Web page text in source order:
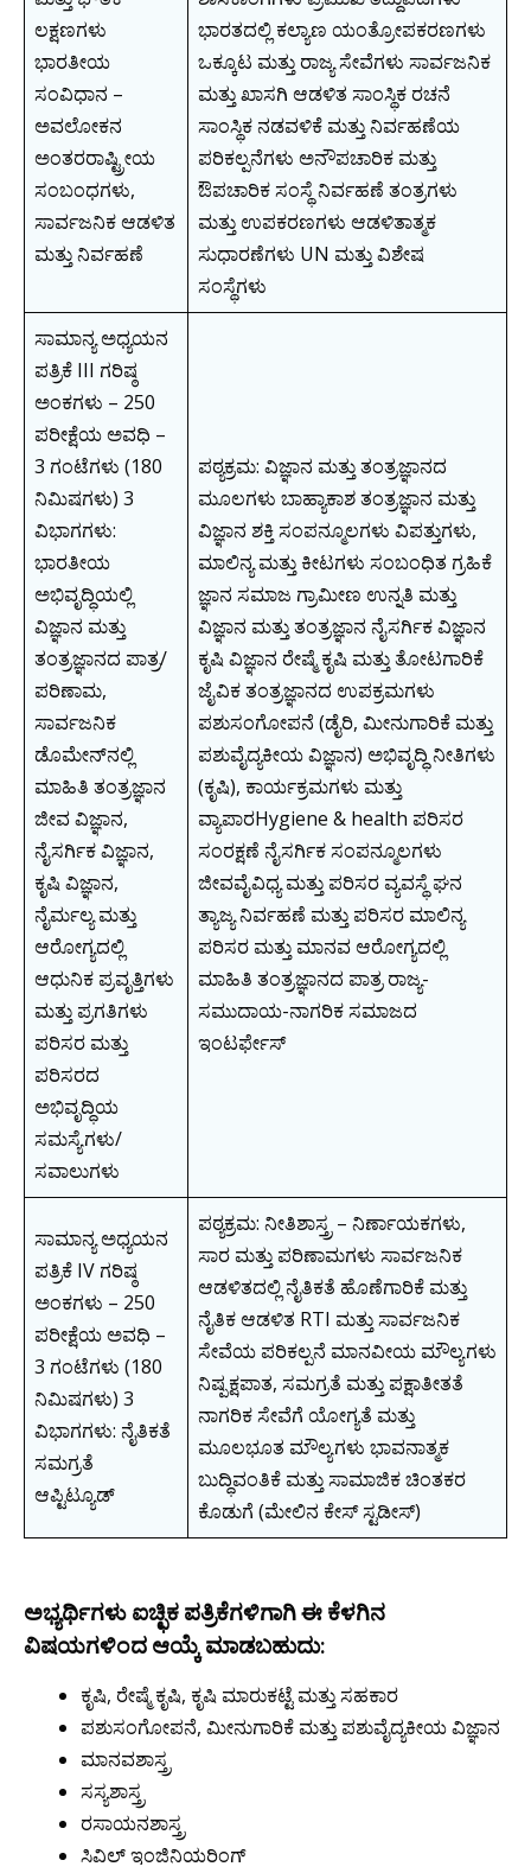
ಲಕ್ಷಣಗಳು
ಭಾರತೀಯ
ಸಂವಿಧಾನ –
ಅವಲೋಕನ
ಅಂತರರಾಷ್ಟ್ರೀಯ
ಸಂಬಂಧಗಳು,
ಸಾರ್ವಜನಿಕ ಆಡಳಿತ
ಮತ್ತು ನಿರ್ವಹಣೆ
ಭಾರತದಲ್ಲಿ ಕಲ್ಯಾಣ ಯಂತ್ರೋಪಕರಣಗಳು
ಒಕ್ಕೂಟ ಮತ್ತು ರಾಜ್ಯ ಸೇವೆಗಳು ಸಾರ್ವಜನಿಕ
ಮತ್ತು ಖಾಸಗಿ ಆಡಳಿತ ಸಾಂಸ್ಥಿಕ ರಚನೆ
ಸಾಂಸ್ಥಿಕ ನಡವಳಿಕೆ ಮತ್ತು ನಿರ್ವಹಣೆಯ
ಪರಿಕಲ್ಪನೆಗಳು ಅನೌಪಚಾರಿಕ ಮತ್ತು
ಔಪಚಾರಿಕ ಸಂಸ್ಥೆ ನಿರ್ವಹಣೆ ತಂತ್ರಗಳು
ಮತ್ತು ಉಪಕರಣಗಳು ಆಡಳಿತಾತ್ಮಕ
ಸುಧಾರಣೆಗಳು UN ಮತ್ತು ವಿಶೇಷ
ಸಂಸ್ಥೆಗಳು
ಸಾಮಾನ್ಯ ಅಧ್ಯಯನ
ಪತ್ರಿಕೆ III ಗರಿಷ್ಠ
ಅಂಕಗಳು – 250
ಪರೀಕ್ಷೆಯ ಅವಧಿ –
3 ಗಂಟೆಗಳು (180
ನಿಮಿಷಗಳು) 3
ವಿಭಾಗಗಳು:
ಭಾರತೀಯ
ಅಭಿವೃದ್ಧಿಯಲ್ಲಿ
ವಿಜ್ಞಾನ ಮತ್ತು
ತಂತ್ರಜ್ಞಾನದ ಪಾತ್ರ/
ಪರಿಣಾಮ,
ಸಾರ್ವಜನಿಕ
ಡೊಮೇನ್‌ನಲ್ಲಿ
ಮಾಹಿತಿ ತಂತ್ರಜ್ಞಾನ
ಜೀವ ವಿಜ್ಞಾನ,
ನೈಸರ್ಗಿಕ ವಿಜ್ಞಾನ,
ಕೃಷಿ ವಿಜ್ಞಾನ,
ನೈರ್ಮಲ್ಯ ಮತ್ತು
ಆರೋಗ್ಯದಲ್ಲಿ
ಆಧುನಿಕ ಪ್ರವೃತ್ತಿಗಳು
ಮತ್ತು ಪ್ರಗತಿಗಳು
ಪರಿಸರ ಮತ್ತು
ಪರಿಸರದ
ಅಭಿವೃದ್ಧಿಯ
ಸಮಸ್ಯೆಗಳು/
ಸವಾಲುಗಳು
ಪಠ್ಯಕ್ರಮ: ವಿಜ್ಞಾನ ಮತ್ತು ತಂತ್ರಜ್ಞಾನದ
ಮೂಲಗಳು ಬಾಹ್ಯಾಕಾಶ ತಂತ್ರಜ್ಞಾನ ಮತ್ತು
ವಿಜ್ಞಾನ ಶಕ್ತಿ ಸಂಪನ್ಮೂಲಗಳು ವಿಪತ್ತುಗಳು,
ಮಾಲಿನ್ಯ ಮತ್ತು ಕೀಟಗಳು ಸಂಬಂಧಿತ ಗ್ರಹಿಕೆ
ಜ್ಞಾನ ಸಮಾಜ ಗ್ರಾಮೀಣ ಉನ್ನತಿ ಮತ್ತು
ವಿಜ್ಞಾನ ಮತ್ತು ತಂತ್ರಜ್ಞಾನ ನೈಸರ್ಗಿಕ ವಿಜ್ಞಾನ
ಕೃಷಿ ವಿಜ್ಞಾನ ರೇಷ್ಮೆ ಕೃಷಿ ಮತ್ತು ತೋಟಗಾರಿಕೆ
ಜೈವಿಕ ತಂತ್ರಜ್ಞಾನದ ಉಪಕ್ರಮಗಳು
ಪಶುಸಂಗೋಪನೆ (ಡೈರಿ, ಮೀನುಗಾರಿಕೆ ಮತ್ತು
ಪಶುವೈದ್ಯಕೀಯ ವಿಜ್ಞಾನ) ಅಭಿವೃದ್ಧಿ ನೀತಿಗಳು
(ಕೃಷಿ), ಕಾರ್ಯಕ್ರಮಗಳು ಮತ್ತು
ವ್ಯಾಪಾರHygiene & health ಪರಿಸರ
ಸಂರಕ್ಷಣೆ ನೈಸರ್ಗಿಕ ಸಂಪನ್ಮೂಲಗಳು
ಜೀವವೈವಿಧ್ಯ ಮತ್ತು ಪರಿಸರ ವ್ಯವಸ್ಥೆ ಘನ
ತ್ಯಾಜ್ಯ ನಿರ್ವಹಣೆ ಮತ್ತು ಪರಿಸರ ಮಾಲಿನ್ಯ
ಪರಿಸರ ಮತ್ತು ಮಾನವ ಆರೋಗ್ಯದಲ್ಲಿ
ಮಾಹಿತಿ ತಂತ್ರಜ್ಞಾನದ ಪಾತ್ರ ರಾಜ್ಯ-
ಸಮುದಾಯ-ನಾಗರಿಕ ಸಮಾಜದ
ಇಂಟರ್ಫೇಸ್
ಸಾಮಾನ್ಯ ಅಧ್ಯಯನ
ಪತ್ರಿಕೆ IV ಗರಿಷ್ಠ
ಅಂಕಗಳು – 250
ಪರೀಕ್ಷೆಯ ಅವಧಿ –
3 ಗಂಟೆಗಳು (180
ನಿಮಿಷಗಳು) 3
ವಿಭಾಗಗಳು: ನೈತಿಕತೆ
ಸಮಗ್ರತೆ
ಆಪ್ಟಿಟ್ಯೂಡ್
ಪಠ್ಯಕ್ರಮ: ನೀತಿಶಾಸ್ತ್ರ – ನಿರ್ಣಾಯಕಗಳು,
ಸಾರ ಮತ್ತು ಪರಿಣಾಮಗಳು ಸಾರ್ವಜನಿಕ
ಆಡಳಿತದಲ್ಲಿ ನೈತಿಕತೆ ಹೊಣೆಗಾರಿಕೆ ಮತ್ತು
ನೈತಿಕ ಆಡಳಿತ RTI ಮತ್ತು ಸಾರ್ವಜನಿಕ
ಸೇವೆಯ ಪರಿಕಲ್ಪನೆ ಮಾನವೀಯ ಮೌಲ್ಯಗಳು
ನಿಷ್ಪಕ್ಷಪಾತ, ಸಮಗ್ರತೆ ಮತ್ತು ಪಕ್ಷಾತೀತತೆ
ನಾಗರಿಕ ಸೇವೆಗೆ ಯೋಗ್ಯತೆ ಮತ್ತು
ಮೂಲಭೂತ ಮೌಲ್ಯಗಳು ಭಾವನಾತ್ಮಕ
ಬುದ್ಧಿವಂತಿಕೆ ಮತ್ತು ಸಾಮಾಜಿಕ ಚಿಂತಕರ
ಕೊಡುಗೆ (ಮೇಲಿನ ಕೇಸ್ ಸ್ಟಡೀಸ್)
ಅಭ್ಯರ್ಥಿಗಳು ಐಚ್ಛಿಕ ಪತ್ರಿಕೆಗಳಿಗಾಗಿ ಈ ಕೆಳಗಿನ
ವಿಷಯಗಳಿಂದ ಆಯ್ಕೆ ಮಾಡಬಹುದು:
ಕೃಷಿ, ರೇಷ್ಮೆ ಕೃಷಿ, ಕೃಷಿ ಮಾರುಕಟ್ಟೆ ಮತ್ತು ಸಹಕಾರ
ಪಶುಸಂಗೋಪನೆ, ಮೀನುಗಾರಿಕೆ ಮತ್ತು ಪಶುವೈದ್ಯಕೀಯ ವಿಜ್ಞಾನ
ಮಾನವಶಾಸ್ತ್ರ
ಸಸ್ಯಶಾಸ್ತ್ರ
ರಸಾಯನಶಾಸ್ತ್ರ
ಸಿವಿಲ್ ಇಂಜಿನಿಯರಿಂಗ್